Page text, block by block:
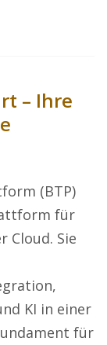
– Ihre
(BTP)
für
Cloud. Sie
KI in einer
für